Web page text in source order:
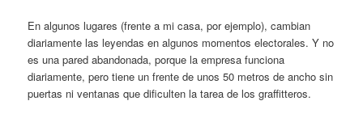
En algunos lugares (frente a mi casa, por ejemplo), cambian
diariamente las leyendas en algunos momentos electorales. Y no
es una pared abandonada, porque la empresa funciona
diariamente, pero tiene un frente de unos 50 metros de ancho sin
puertas ni ventanas que dificulten la tarea de los graffitteros.